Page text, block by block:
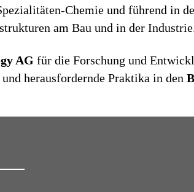
Chemie und führend in
am Bau und in der
AG für die Forschung und
herausfordernde Praktika in den